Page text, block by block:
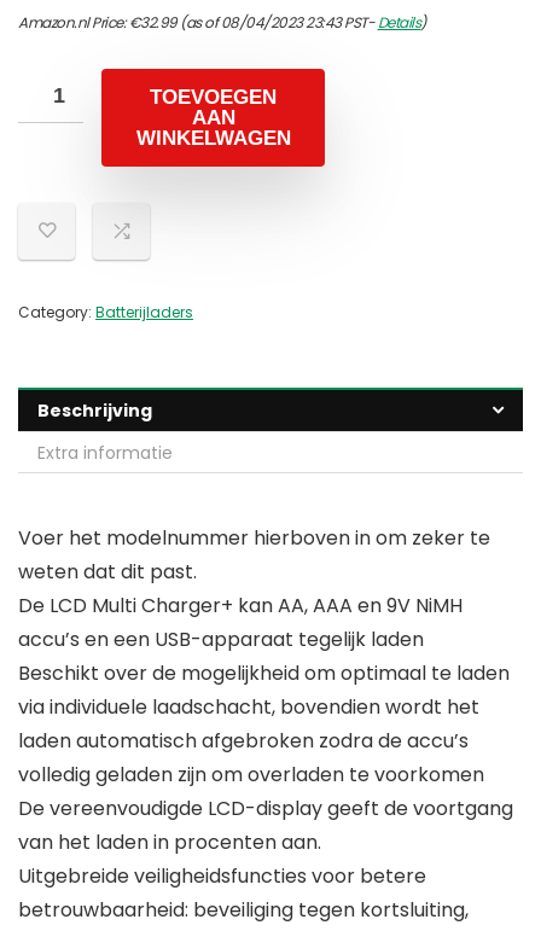
Amazon.nl Price:€32.99(as of 08/04/2023 23:43 PST-Details)
TOEVOEGEN
AAN
WINKELWAGEN
Category: Batterijladers
Beschrijving
Extra informatie
Voer het modelnummer hierboven in om zeker te
weten dat dit past.
De LCD Multi Charger+ kan AA, AAA en 9V NiMH
accu’s en een USB-apparaat tegelijk laden
Beschikt over de mogelijkheid om optimaal te laden
via individuele laadschacht, bovendien wordt het
laden automatisch afgebroken zodra de accu’s
volledig geladen zijn om overladen te voorkomen
De vereenvoudigde LCD-display geeft de voortgang
van het laden in procenten aan.
Uitgebreide veiligheidsfuncties voor betere
betrouwbaarheid: beveiliging tegen kortsluiting,